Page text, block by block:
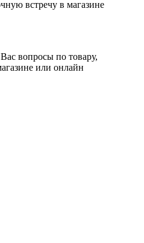
встречу в магазине
вопросы по товару,
или онлайн